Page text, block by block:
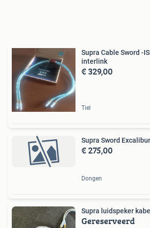
Supra Cable Sword -
interlink
€ 329,00
Tiel
Supra Sword
€ 275,00
Dongen
Supra luidspeker kabel
Gereserveerd